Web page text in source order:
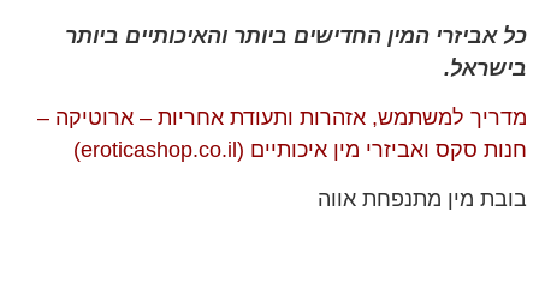
כל אביזרי המין החדישים ביותר והאיכותיים ביותר
בישראל.
מדריך למשתמש, אזהרות ותעודת אחריות – ארוטיקה –
חנות סקס ואביזרי מין איכותיים (eroticashop.co.il)
בובת מין מתנפחת אווה